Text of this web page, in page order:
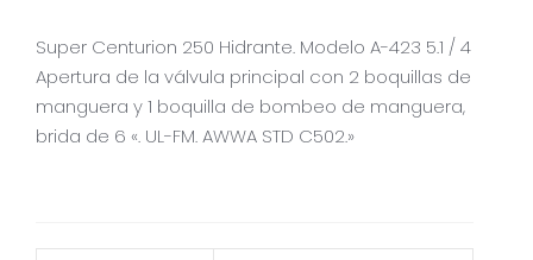
Super Centurion 250 Hidrante. Modelo A-423 5.1 / 4
Apertura de la válvula principal con 2 boquillas de
manguera y 1 boquilla de bombeo de manguera,
brida de 6 «. UL-FM. AWWA STD C502.»